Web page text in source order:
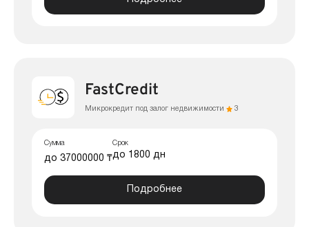
FastCredit
Микрокредит под залог недвижимости 3
Сумма
до 37000000 ₸
Срок
до 1800 дн
Подробнее